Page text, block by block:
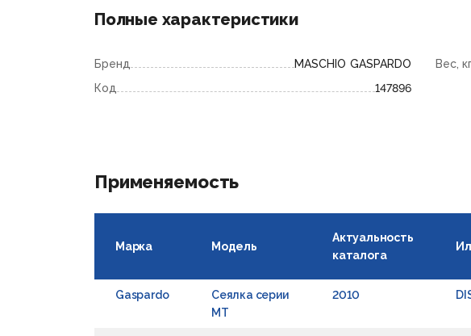
Полные характеристики
Бренд
MASCHIO GASPARDO
Код
147896
Вес,
Применяемость
Марка Модель
Актуальность
каталога
Gaspardo
Сеялка серии
МТ
2010